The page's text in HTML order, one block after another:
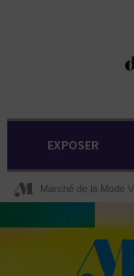
EXPOSER
Marché de la Mode